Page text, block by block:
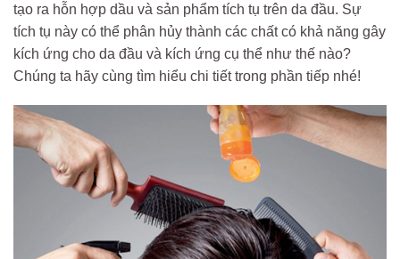
tạo ra hỗn hợp dầu và sản phẩm tích tụ trên da đầu. Sự
tích tụ này có thể phân hủy thành các chất có khả năng gây
kích ứng cho da đầu và kích ứng cụ thể như thế nào?
Chúng ta hãy cùng tìm hiểu chi tiết trong phần tiếp nhé!